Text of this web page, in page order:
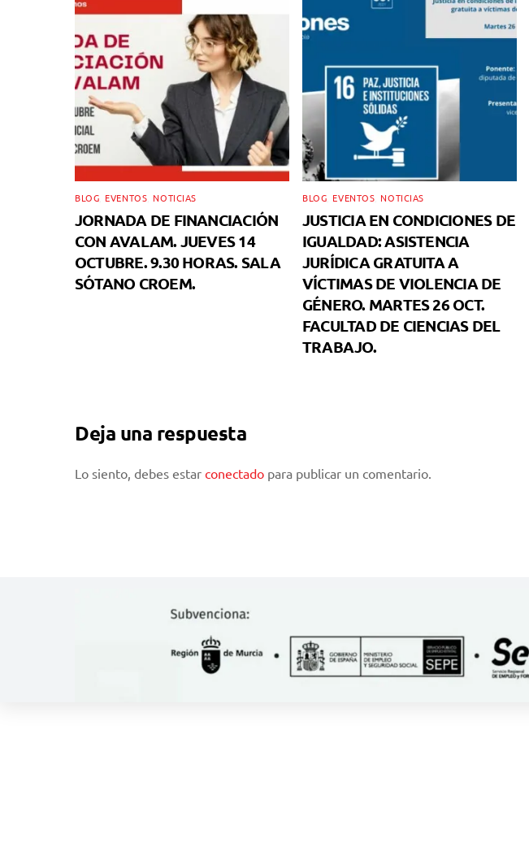
BLOG EVENTOS NOTICIAS
JORNADA DE FINANCIACIÓN
CON AVALAM. JUEVES 14
OCTUBRE. 9.30 HORAS. SALA
SÓTANO CROEM.
BLOG EVENTOS NOTICIAS
JUSTICIA EN CONDICIONES DE
IGUALDAD: ASISTENCIA
JURÍDICA GRATUITA A
VÍCTIMAS DE VIOLENCIA DE
GÉNERO. MARTES 26 OCT.
FACULTAD DE CIENCIAS DEL
TRABAJO.
Deja una respuesta
Lo siento, debes estar conectado para publicar un comentario.